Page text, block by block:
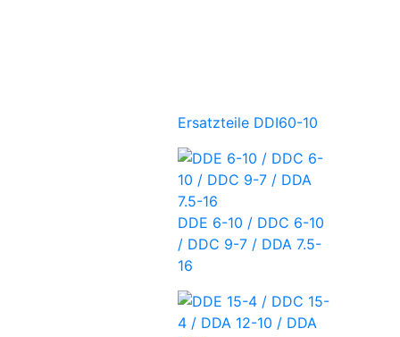
Ersatzteile DDI60-10
DDE 6-10 / DDC 6-10
/ DDC 9-7 / DDA 7.5-
16